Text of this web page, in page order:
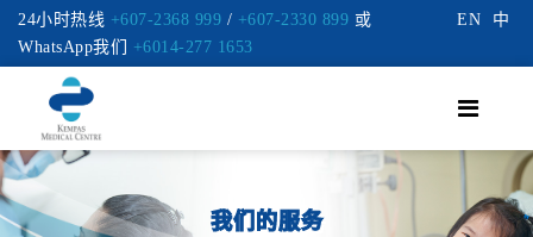
24小时热线 +607-2368 999 / +607-2330 899 或
WhatsApp我们 +6014-277 1653
EN 中
我们的服务